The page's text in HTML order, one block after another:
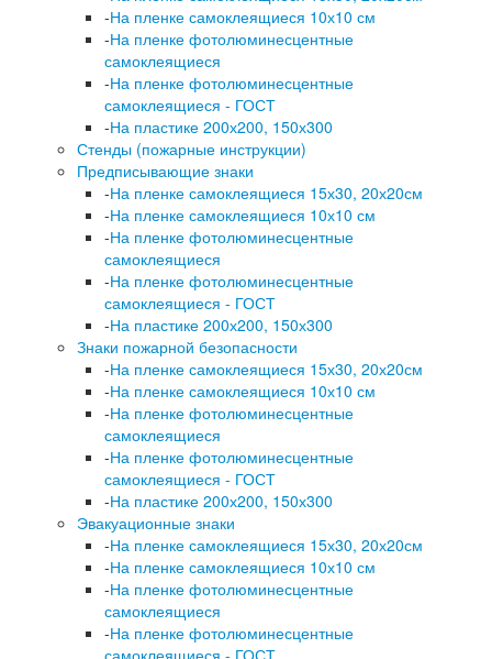
-На пленке самоклеящиеся 10х10 см
-На пленке фотолюминесцентные
самоклеящиеся
-На пленке фотолюминесцентные
самоклеящиеся - ГОСТ
-На пластике 200х200, 150х300
Стенды (пожарные инструкции)
Предписывающие знаки
-На пленке самоклеящиеся 15х30, 20х20см
-На пленке самоклеящиеся 10х10 см
-На пленке фотолюминесцентные
самоклеящиеся
-На пленке фотолюминесцентные
самоклеящиеся - ГОСТ
-На пластике 200х200, 150х300
Знаки пожарной безопасности
-На пленке самоклеящиеся 15х30, 20х20см
-На пленке самоклеящиеся 10х10 см
-На пленке фотолюминесцентные
самоклеящиеся
-На пленке фотолюминесцентные
самоклеящиеся - ГОСТ
-На пластике 200х200, 150х300
Эвакуационные знаки
-На пленке самоклеящиеся 15х30, 20х20см
-На пленке самоклеящиеся 10х10 см
-На пленке фотолюминесцентные
самоклеящиеся
-На пленке фотолюминесцентные
самоклеящиеся - ГОСТ